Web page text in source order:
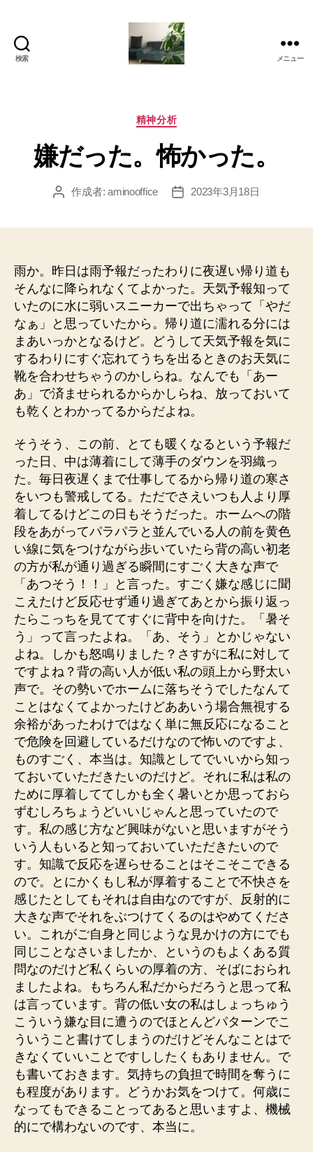
検索
美
か
も
あ
の
グ
メニュー
カ
ゴ
リ
精神分析
嫌だった。怖かった。
投
作成者:aminooffice
投
2023年3月18日
雨か。昨日は雨予報だったわりに夜遅い帰り道も
そんなに降られなくてよかった。天気予報知って
いたのに水に弱いスニーカーで出ちゃって「やだ
なぁ」と思っていたから。帰り道に濡れる分には
まあいっかとなるけど。どうして天気予報を気に
するわりにすぐ忘れてうちを出るときのお天気に
靴を合わせちゃうのかしらね。なんでも「あー
あ」で済ませられるからかしらね、放っておいて
も乾くとわかってるからだよね。
そうそう、この前、とても暖くなるという予報だ
った日、中は薄着にして薄手のダウンを羽織っ
た。毎日夜遅くまで仕事してるから帰り道の寒さ
をいつも警戒してる。ただでさえいつも人より厚
着してるけどこの日もそうだった。ホームへの階
段をあがってパラパラと並んでいる人の前を黄色
い線に気をつけながら歩いていたら背の高い初老
の方が私が通り過ぎる瞬間にすごく大きな声で
「あつそう！！」と言った。すごく嫌な感じに聞
こえたけど反応せず通り過ぎてあとから振り返っ
たらこっちを見ててすぐに背中を向けた。「暑そ
う」って言ったよね。「あ、そう」とかじゃない
よね。しかも怒鳴りました？さすがに私に対して
ですよね？背の高い人が低い私の頭上から野太い
声で。その勢いでホームに落ちそうでしたなんて
ことはなくてよかったけどああいう場合無視する
余裕があったわけではなく単に無反応になること
で危険を回避しているだけなので怖いのですよ、
ものすごく、本当は。知識としてでいいから知っ
ておいていただきたいのだけど。それに私は私の
ために厚着しててしかも全く暑いとか思っておら
ずむしろちょうどいいじゃんと思っていたので
す。私の感じ方など興味がないと思いますがそう
いう人もいると知っておいていただきたいので
す。知識で反応を遅らせることはそこそこできる
ので。とにかくもし私が厚着することで不快さを
感じたとしてもそれは自由なのですが、反射的に
大きな声でそれをぶつけてくるのはやめてくださ
い。これがご自身と同じような見かけの方にでも
同じことなさいましたか、というのもよくある質
問なのだけど私くらいの厚着の方、そばにおられ
ましたよね。もちろん私だからだろうと思って私
は言っています。背の低い女の私はしょっちゅう
こういう嫌な目に遭うのでほとんどパターンでこ
ういうこと書けてしまうのだけどそんなことはで
きなくていいことですししたくもありません。で
も書いておきます。気持ちの負担で時間を奪うに
も程度があります。どうかお気をつけて。何歳に
なってもできることってあると思いますよ、機械
的にで構わないのです、本当に。